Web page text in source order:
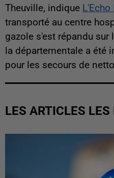
Theuville, indique
transporté au centre
gazole s'est répandu
la départementale a été
pour les secours de
LES ARTICLES